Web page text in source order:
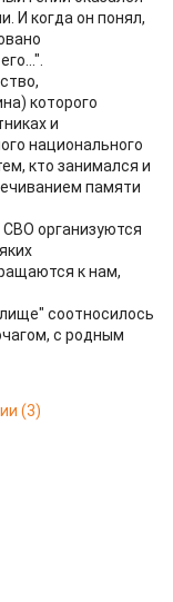
И когда он понял,
которого
и
национального
кто занимался и
памяти
организуются
к нам,
соотносилось
с родным
(3)